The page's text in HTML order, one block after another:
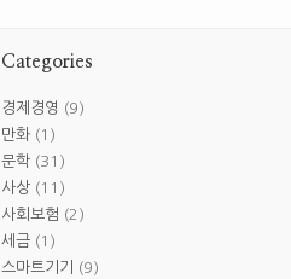
Categories
경제경영 (9)
만화(1)
문학(31)
사상(11)
사회보험 (2)
세금(1)
스마트기기
(9)